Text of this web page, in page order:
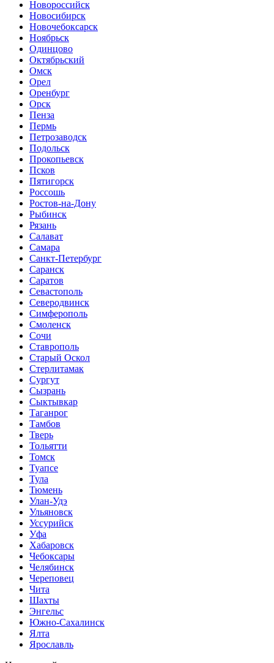
Новороссийск
Новосибирск
Новочебоксарск
Ноябрьск
Одинцово
Октябрьский
Омск
Орел
Оренбург
Орск
Пенза
Пермь
Петрозаводск
Подольск
Прокопьевск
Псков
Пятигорск
Россошь
Ростов-на-Дону
Рыбинск
Рязань
Салават
Самара
Санкт-Петербург
Саранск
Саратов
Севастополь
Северодвинск
Симферополь
Смоленск
Сочи
Ставрополь
Старый Оскол
Стерлитамак
Сургут
Сызрань
Сыктывкар
Таганрог
Тамбов
Тверь
Тольятти
Томск
Туапсе
Тула
Тюмень
Улан-Удэ
Ульяновск
Уссурийск
Уфа
Хабаровск
Чебоксары
Челябинск
Череповец
Чита
Шахты
Энгельс
Южно-Сахалинск
Ялта
Ярославль